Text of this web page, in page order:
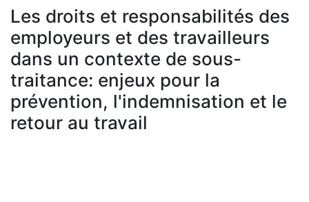
À propos
Les droits et responsabilités des
employeurs et des travailleurs
dans un contexte de sous-
traitance: enjeux pour la
prévention, l'indemnisation et le
retour au travail